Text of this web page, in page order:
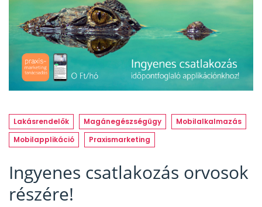
Lakásrendelők Magánegészségügy
Mobilalkalmazás
Mobilapplikáció
Praxismarketing
Ingyenes csatlakozás orvosok
részére!